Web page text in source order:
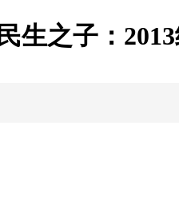
民生之子：